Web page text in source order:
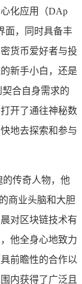
化应用（DAp
面，同时具备丰
货币爱好者与投
新手小白，还是
合自身需求的
开了通往神秘数
地去探索和参与
的传奇人物，他
商业头脑和大胆
对区块链技术有
他全身心地致力
前瞻性的合作以
内获得了广泛且